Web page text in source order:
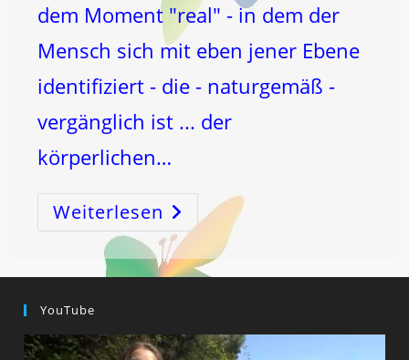
dem Moment "real" - in dem der
Mensch sich mit eben jener Ebene
identifiziert - die - naturgemäß -
vergänglich ist ... der
körperlichen…
Weiterlesen UNHEILBAR
WECHSELJAHRE
?
ALTERN
?
NACHLASSEN
DER
YouTube